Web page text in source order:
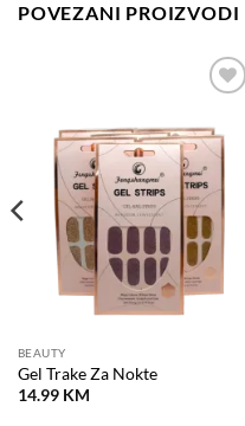
POVEZANI PROIZVODI
na
listu
želja
BEAUTY
Gel Trake Za Nokte
14.99 KM